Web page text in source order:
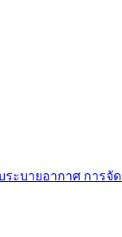
ะบายอากาศ กา